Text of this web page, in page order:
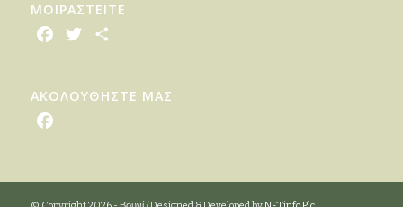
ΜΟΙΡΑΣTEITE
FacebookTwitter
ΑΚΟΛΟΥΘΗΣΤΕ ΜΑΣ